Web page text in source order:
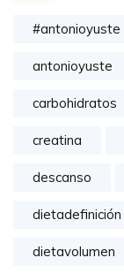
#antonioyuste
antonioyuste
carbohidratos
creatina
descanso
dietadefinición
dietavolumen